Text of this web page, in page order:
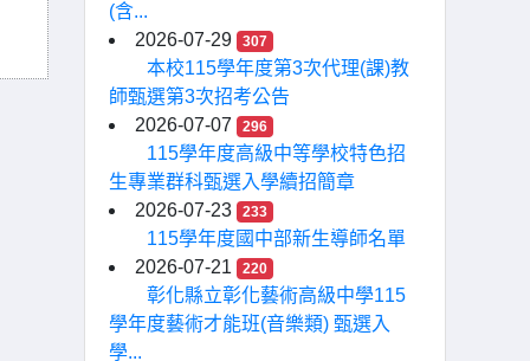
(含...
2026-07-29
307
本校115學年度第3次代理(課)教
師甄選第3次招考公告
2026-07-07
296
115學年度高級中等學校特色招
生專業群科甄選入學續招簡章
2026-07-23
233
115學年度國中部新生導師名單
2026-07-21
220
彰化縣立彰化藝術高級中學115
學年度藝術才能班(音樂類) 甄選入
學...